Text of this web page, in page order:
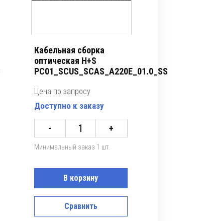
Кабельная сборка
оптическая H+S
PC01_SCUS_SCAS_A220E_01.0_SS
Цена по запросу
Доступно к заказу
- +
Минимальный заказ 1 шт.
В корзину
Сравнить